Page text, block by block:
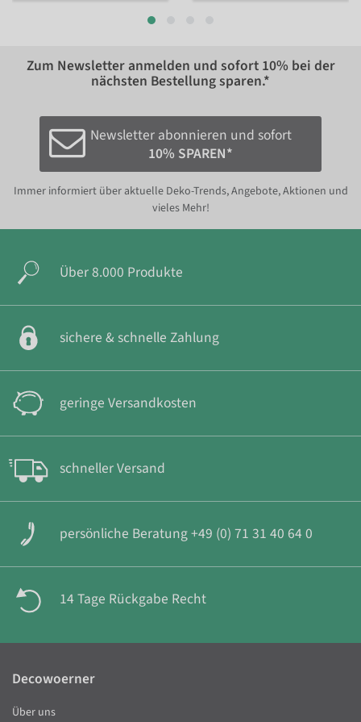
Zum Newsletter anmelden und sofort 10% bei der
nächsten Bestellung sparen.*
Newsletter abonnieren und sofort
10% SPAREN*
Immer informiert über aktuelle Deko-Trends, Angebote, Aktionen und
vieles Mehr!
Über 8.000 Produkte
sichere & schnelle Zahlung
geringe Versandkosten
schneller Versand
persönliche Beratung +49 (0) 71 31 40 64 0
14 Tage Rückgabe Recht
Decowoerner
Über uns